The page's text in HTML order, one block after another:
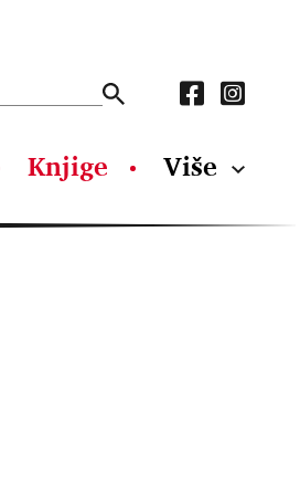
Knjige Više